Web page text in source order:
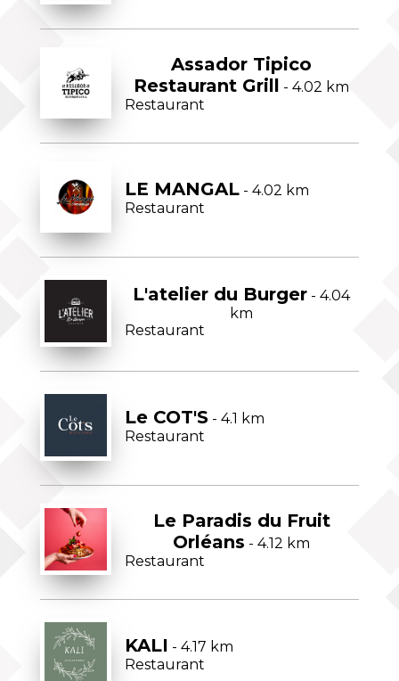
Assador Tipico
Restaurant Grill - 4.02 km
Restaurant
LE MANGAL- 4.02 km
Restaurant
L'atelier du Burger - 4.04
km
Restaurant
Le COT'S- 4.1 km
Restaurant
Le Paradis du Fruit
Orléans - 4.12 km
Restaurant
KALI - 4.17 km
Restaurant